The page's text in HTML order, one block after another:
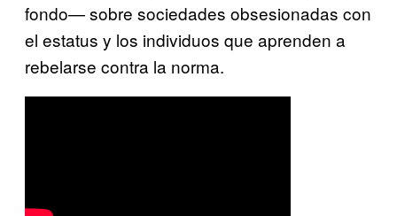
fondo— sobre sociedades obsesionadas con
el estatus y los individuos que aprenden a
rebelarse contra la norma.